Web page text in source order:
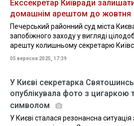
Екссекретар Київради
домашнім арештом до жовтня
Печерський районний суд міста
запобіжного заходу у вигляді
арешту колишньому секретарю
05 вересня 2025, 17:39
У Києві секретарка
опублікувала фото з цигаркою
символом
У Києві сталася резонансна ситуація